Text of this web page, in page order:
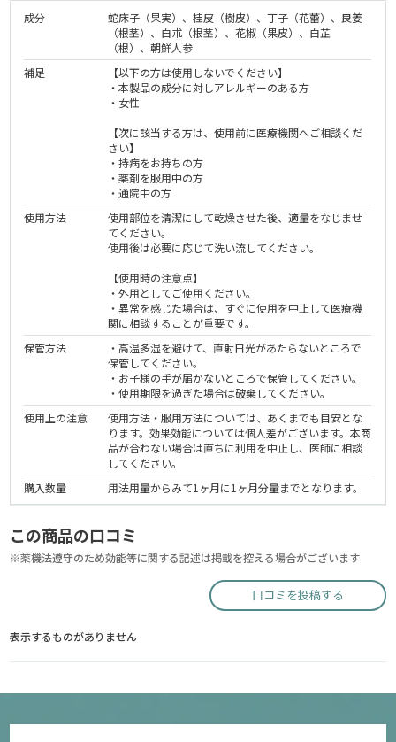
成分
蛇床子（果実）、桂皮（樹皮）、丁子（花蕾）、良姜
（根茎）、白朮（根茎）、花椒（果皮）、白芷
（根）、朝鮮人参
補足
【以下の方は使用しないでください】
・本製品の成分に対しアレルギーのある方
・女性
【次に該当する方は、使用前に医療機関へご相談くだ
さい】
・持病をお持ちの方
・薬剤を服用中の方
・通院中の方
使用方法
使用部位を清潔にして乾燥させた後、適量をなじませ
てください。
使用後は必要に応じて洗い流してください。
【使用時の注意点】
・外用としてご使用ください。
・異常を感じた場合は、すぐに使用を中止して医療機
関に相談することが重要です。
保管方法
・高温多湿を避けて、直射日光があたらないところで
保管してください。
・お子様の手が届かないところで保管してください。
・使用期限を過ぎた場合は破棄してください。
使用上の注意
使用方法・服用方法については、あくまでも目安とな
ります。効果効能については個人差がございます。本商
品が合わない場合は直ちに利用を中止し、医師に相談
してください。
購入数量
用法用量からみて1ヶ月に1ヶ月分量までとなります。
この商品の口コミ
※薬機法遵守のため効能等に関する記述は掲載を控える場合がございます
口コミを投稿する
表示するものがありません